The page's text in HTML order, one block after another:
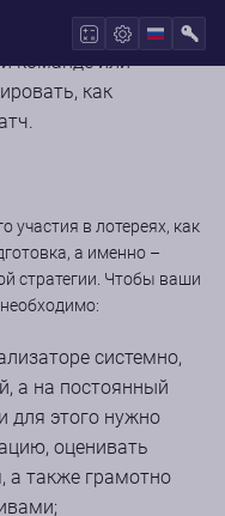
анализировать
команде или
как
участия в лотереях, как
а именно –
стратегии. Чтобы ваши
системно,
а на постоянный
для этого нужно
оценивать
а также грамотно